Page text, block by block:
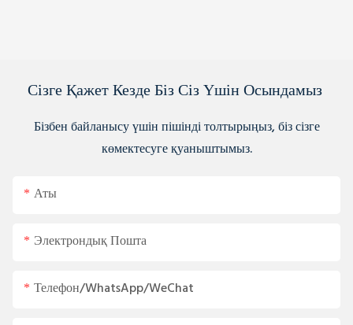
Сізге Қажет Кезде Біз Сіз Үшін Осындамыз
Бізбен байланысу үшін пішінді толтырыңыз, біз сізге
көмектесуге қуаныштымыз.
Аты
Электрондық Пошта
Телефон/WhatsApp/WeChat